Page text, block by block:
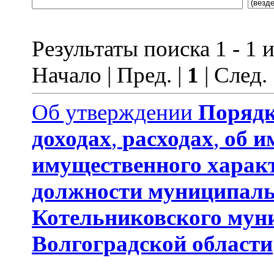
Результаты поиска 1 - 1
Начало | Пред. | 1 |
Об утверждении
доходах, расходах, об
имущественного
должности
Котельниковского
Волгоградской области